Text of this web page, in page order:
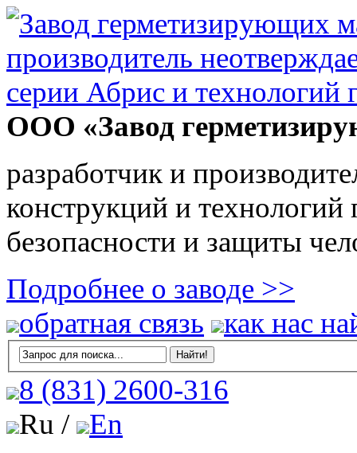
ООО «Завод
разработчик и
конструкций и
безопасности и защиты
Подробнее о заводе >>
обратная связь
как нас
8 (831) 2600-316
Ru /
En